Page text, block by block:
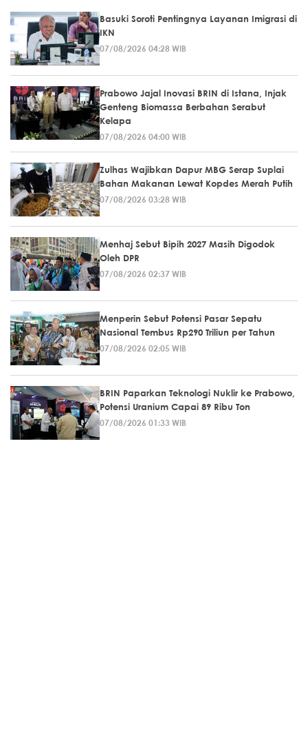
Basuki Soroti Pentingnya Layanan Imigrasi di
IKN
07/08/2026 04:28 WIB
Prabowo Jajal Inovasi BRIN di Istana, Injak
Genteng Biomassa Berbahan Serabut
Kelapa
07/08/2026 04:00 WIB
Zulhas Wajibkan Dapur MBG Serap Suplai
Bahan Makanan Lewat Kopdes Merah Putih
07/08/2026 03:28 WIB
Menhaj Sebut Bipih 2027 Masih Digodok
Oleh DPR
07/08/2026 02:37 WIB
Menperin Sebut Potensi Pasar Sepatu
Nasional Tembus Rp290 Triliun per Tahun
07/08/2026 02:05 WIB
BRIN Paparkan Teknologi Nuklir ke Prabowo,
Potensi Uranium Capai 89 Ribu Ton
07/08/2026 01:33 WIB